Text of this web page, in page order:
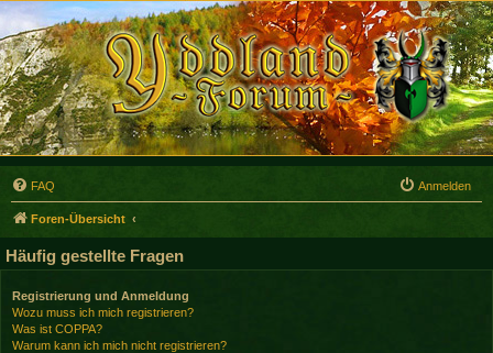
FAQ Anmelden
Foren-Übersicht
Häufig gestellte Fragen
Registrierung und Anmeldung
Wozu muss ich mich registrieren?
Was ist COPPA?
Warum kann ich mich nicht registrieren?